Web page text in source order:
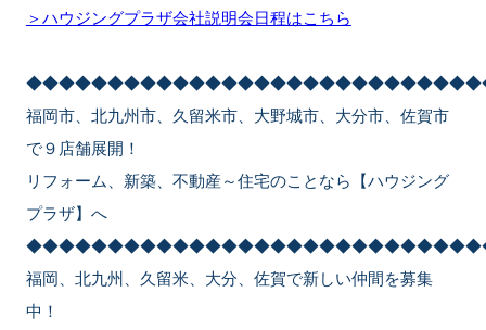
＞ハウジングプラザ会社説明会日程はこちら
福岡市、北九州市、久留米市、大野城市、大分市、佐賀市
で９店舗展開！
リフォーム、新築、不動産～住宅のことなら【ハウジング
プラザ】へ
福岡、北九州、久留米、大分、佐賀で新しい仲間を募集
中！